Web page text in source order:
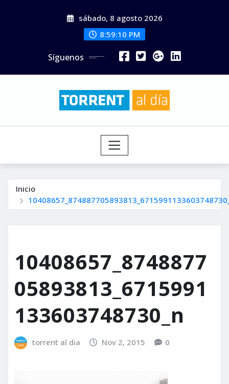
sábado, 8 agosto 2026
8:59:11 PM
Síguenos
Inicio
10408657_8748877
05893813_6715991
133603748730_n
torrent al dia Nov 2, 2015 0